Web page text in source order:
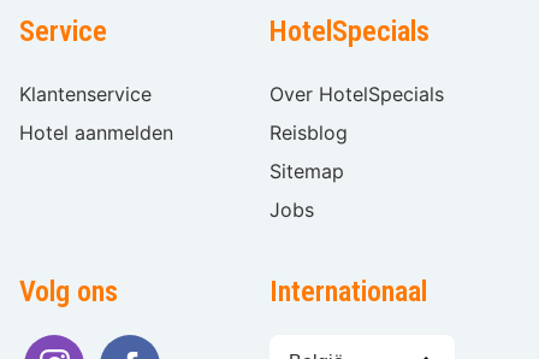
Service
Klantenservice
Hotel aanmelden
HotelSpecials
Over HotelSpecials
Reisblog
Sitemap
Jobs
Volg ons Internationaal